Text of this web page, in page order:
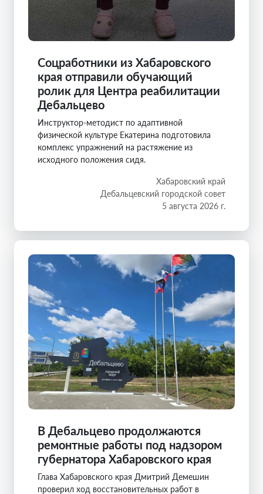
Соцработники из Хабаровского
края отправили обучающий
ролик для Центра реабилитации
Дебальцево
Инструктор-методист по адаптивной
физической культуре Екатерина подготовила
комплекс упражнений на растяжение из
исходного положения сидя.
Хабаровский край
Дебальцевский городской совет
5 августа 2026 г.
В Дебальцево продолжаются
ремонтные работы под надзором
губернатора Хабаровского края
Глава Хабаровского края Дмитрий Демешин
проверил ход восстановительных работ в